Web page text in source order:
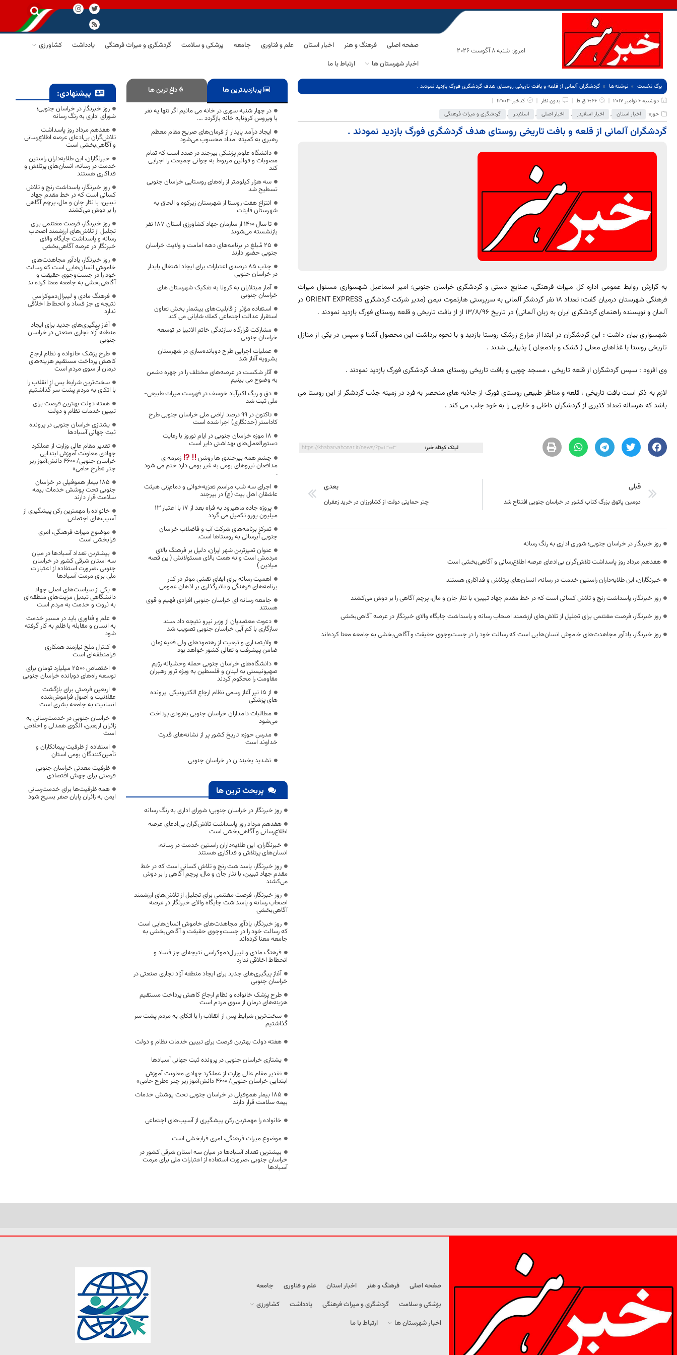
امروز: شنبه 8 آگوست 2026
صفحه اصلی فرهنگ و هنر اخبار استان علم و فناوری جامعه پزشکی و سلامت گردشگری و میراث فرهنگی یادداشت
کشاورزی
اخبار شهرستان ها
ارتباط با ما
برگ نخست نوشته‌ها
گردشگران آلمانی از قلعه و بافت تاریخی روستای هدف گردشگری فورگ بازدید نمودند .
دوشنبه 6 نوامبر 2017
6:46 ق.ظ بدون نظر
کدخبر:13003
حوزه:
اخبار استان , اخبار اسلایدر , اخبار اصلی , اسلایدر , گردشگری و میراث فرهنگی
گردشگران آلمانی از قلعه و بافت تاریخی روستای هدف گردشگری فورگ بازدید نمودند .
به گزارش روابط عمومی اداره کل میراث فرهنگی، صنایع دستی و گردشگری خراسان جنوبی؛ امیر اسماعیل شهسواری مسئول میراث
فرهنگی شهرستان درمیان گفت: تعداد 18 نفر گردشگر آلمانی به سرپرستی هارتموت نیمن (مدیر شرکت گردشگری ORIENT EXPRESS در
آلمان و نویسنده راهنمای گردشگری ایران به زبان آلمانی) در تاریخ 13/8/96 از از بافت تاریخی و قلعه روستای فورگ بازدید نمودند .
شهسواری بیان داشت : این گردشگران در ابتدا از مزارع زرشک روستا بازدید و با نحوه برداشت این محصول آشنا و سپس در یکی از منازل
تاریخی روستا با غذاهای محلی ( کشک و بادمجان ) پذیرایی شدند .
وی افزود : سپس گردشگران از قلعه تاریخی ، مسجد چوبی و بافت تاریخی روستای هدف گردشگری فورگ بازدید نمودند .
لازم به ذکر است بافت تاریخی ، قلعه و مناظر طبیعی روستای فورگ از جاذبه های منحصر به فرد در زمینه جذب گردشگر از این روستا می
باشد که هرساله تعداد کثیری از گردشگران داخلی و خارجی را به خود جلب می کند .
لینک کوتاه خبر: https://khabarvahonar.ir/news/?p=13003
قبلی
دومین پاتوق بزرگ کتاب کشور در خراسان جنوبی افتتاح شد
بعدی
چتر حمایتی دولت از کشاورزان در خرید زعفران
روز خبرنگار در خراسان جنوبی؛ شورای اداری به رنگ رسانه
هفدهم مرداد روز پاسداشت تلاش‌گران بی‌ادعای عرصه اطلاع‌رسانی و آگاهی‌بخشی است
خبرنگاران، این طلایه‌داران راستین خدمت در رسانه، انسان‌های پرتلاش و فداکاری هستند
روز خبرنگار، پاسداشت رنج و تلاش کسانی است که در خط مقدم جهاد تبیین، با نثار جان و مال، پرچم آگاهی را بر دوش می‌کشند
روز خبرنگار، فرصت مغتنمی برای تجلیل از تلاش‌های ارزشمند اصحاب رسانه و پاسداشت جایگاه والای خبرنگار در عرصه آگاهی‌بخشی
روز خبرنگار، یادآور مجاهدت‌های خاموش انسان‌هایی است که رسالت خود را در جست‌وجوی حقیقت و آگاهی‌بخشی به جامعه معنا کرده‌اند
پربازدیدترین ها داغ ترین ها
در چهار شنبه سوری در خانه می مانیم اگر تنها یه نفر
با ویروس کرونابه خانه بازگردد ….
ایجاد درآمد پایدار از فرمان‌های صریح مقام معظم
رهبری به کمیته امداد محسوب می‌شود
دانشگاه علوم پزشکی بیرجند در صدد است که تمام
مصوبات و قوانین مربوط به جوانی جمیعت را اجرایی
کند
سه هزار کیلومتر از راه‌های روستایی خراسان جنوبی
تسطیح شد
انتزاع هفت روستا از شهرستان زیرکوه و الحاق به
شهرستان قاینات
تا سال 1400 از سازمان جهاد کشاورزی استان 187 نفر
بازنشسته می‌شوند
۲۵ مُبلغ در برنامه‌های دهه امامت و ولایت خراسان
جنوبی حضور دارند
جذب 85 درصدی اعتبارات برای ایجاد اشتغال پایدار
در ‌خراسان جنوبی
آمار مبتلایان به کرونا به تفکیک شهرستان های
خراسان جنوبی
استفاده مؤثر از قابليت‌‏های بيشمار بخش تعاون
استقرار عدالت اجتماعی كمك شايانی می کند
مشارکت قرارگاه سازندگی خاتم الانبیا در توسعه
خراسان جنوبی
عملیات اجرایی طرح دوبانده‌سازی در شهرستان
بشرویه آغاز شد
آثار شکست در عرصه‌های مختلف را در چهره دشمن
به وضوح می بینیم
دق و ریگ اکبرآباد خوسف در فهرست میراث طبیعی-
ملی ثبت شد
تاکنون در ۹۹ درصد اراضی ملی خراسان جنوبی طرح
کاداستر (حدنگاری) اجرا شده است
۱۸ موزه خراسان جنوبی در ایام نوروز با رعایت
دستورالعمل‌های بهداشتی دایر است
چشم همه بیرجندی ها روشن
زمزمه ی
مدافعان نیروهای بومی به غیر بومی دارد ختم می شود
.
اجرای سه شب مراسم تعزیه‌خوانی و دمام‌زنی هیئت
عاشقان اهل بیت (ع) در بیرجند
پروژه جاده ماهیرود به فراه بعد از 17 با اعتبار 13
میلیون یورو تکمیل می گردد
تمرکز برنامه‌های شرکت آب و فاضلاب خراسان
جنوبی آبرسانی به روستاها است.
عنوان تمیزترین شهر ایران، دلیل بر فرهنگ بالای
مردمش است و نه همت بالای مسئولانش (این قصه
میادین )
اهمیت رسانه برای ایفای نقشی موثر در کنار
برنامه‌های فرهنگی و تاثیرگذاری بر اذهان عمومی
جامعه رسانه ای خراسان جنوبی افرادی فهیم و قوی
هستند
دعوت معتمدیان از وزیر نیرو نتیجه داد ،سند
سازگاری با کم آبی خراسان جنوبی تصویب شد
ولایتمداری و تبعیت از رهنمودهای ولی فقیه زمان
ضامن پیشرفت و تعالی کشور خواهد بود
دانشگاه‌های خراسان جنوبی حمله وحشیانه رژیم
صهیونیستی به لبنان و فلسطین به ویژه ترور رهبران
مقاومت را محکوم کردند
از 15 تیر آغاز رسمی نظام ارجاع الکترونیکی پرونده
های پزشکی
مطالبات دامداران خراسان جنوبی به‌زودی پرداخت
می‌شود
مدرس حوزه: تاریخ کشور پر از نشانه‌های قدرت
خداوند است
تشدید یخبندان در خراسان جنوبی
پربحث ترین ها
روز خبرنگار در خراسان جنوبی؛ شورای اداری به رنگ رسانه
هفدهم مرداد روز پاسداشت تلاش‌گران بی‌ادعای عرصه
اطلاع‌رسانی و آگاهی‌بخشی است
خبرنگاران، این طلایه‌داران راستین خدمت در رسانه،
انسان‌های پرتلاش و فداکاری هستند
روز خبرنگار، پاسداشت رنج و تلاش کسانی است که در خط
مقدم جهاد تبیین، با نثار جان و مال، پرچم آگاهی را بر دوش
می‌کشند
روز خبرنگار، فرصت مغتنمی برای تجلیل از تلاش‌های ارزشمند
اصحاب رسانه و پاسداشت جایگاه والای خبرنگار در عرصه
آگاهی‌بخشی
روز خبرنگار، یادآور مجاهدت‌های خاموش انسان‌هایی است
که رسالت خود را در جست‌وجوی حقیقت و آگاهی‌بخشی به
جامعه معنا کرده‌اند
فرهنگ مادی و لیبرال‌دموکراسی نتیجه‌ای جز فساد و
انحطاط اخلاقی ندارد
آغاز پیگیری‌های جدید برای ایجاد منطقه آزاد تجاری صنعتی در
خراسان جنوبی
طرح پزشک خانواده و نظام ارجاع کاهش پرداخت مستقیم
هزینه‌های درمان از سوی مردم است
سخت‌ترین شرایط پس از انقلاب را با اتکای به مردم پشت سر
گذاشتیم
هفته دولت بهترین فرصت برای تبیین خدمات نظام و دولت
یشتازی خراسان جنوبی در پرونده ثبت جهانی آسبادها
تقدیر مقام عالی وزارت از عملکرد جهادی معاونت آموزش
ابتدایی خراسان جنوبی/ ۴۶۰۰ دانش‌آموز زیر چتر «طرح حامی»
۱۸۵ بیمار هموفیلی در خراسان جنوبی تحت پوشش خدمات
بیمه سلامت قرار دارند
خانواده را مهمترین رکن پیشگیری از آسیب‌های اجتماعی
موضوع میراث فرهنگی، امری فرابخشی است
بیشترین تعداد آسبادها در میان سه استان شرقی کشور در
خراسان جنوبی ،ضرورت استفاده از اعتبارات ملی برای مرمت
آسبادها
پیشنهادی:
روز خبرنگار در خراسان جنوبی؛
شورای اداری به رنگ رسانه
هفدهم مرداد روز پاسداشت
تلاش‌گران بی‌ادعای عرصه اطلاع‌رسانی
و آگاهی‌بخشی است
خبرنگاران، این طلایه‌داران راستین
خدمت در رسانه، انسان‌های پرتلاش و
فداکاری هستند
روز خبرنگار، پاسداشت رنج و تلاش
کسانی است که در خط مقدم جهاد
تبیین، با نثار جان و مال، پرچم آگاهی
را بر دوش می‌کشند
روز خبرنگار، فرصت مغتنمی برای
تجلیل از تلاش‌های ارزشمند اصحاب
رسانه و پاسداشت جایگاه والای
خبرنگار در عرصه آگاهی‌بخشی
روز خبرنگار، یادآور مجاهدت‌های
خاموش انسان‌هایی است که رسالت
خود را در جست‌وجوی حقیقت و
آگاهی‌بخشی به جامعه معنا کرده‌اند
فرهنگ مادی و لیبرال‌دموکراسی
نتیجه‌ای جز فساد و انحطاط اخلاقی
ندارد
آغاز پیگیری‌های جدید برای ایجاد
منطقه آزاد تجاری صنعتی در خراسان
جنوبی
طرح پزشک خانواده و نظام ارجاع
کاهش پرداخت مستقیم هزینه‌های
درمان از سوی مردم است
سخت‌ترین شرایط پس از انقلاب را
با اتکای به مردم پشت سر گذاشتیم
هفته دولت بهترین فرصت برای
تبیین خدمات نظام و دولت
یشتازی خراسان جنوبی در پرونده
ثبت جهانی آسبادها
تقدیر مقام عالی وزارت از عملکرد
جهادی معاونت آموزش ابتدایی
خراسان جنوبی/ ۴۶۰۰ دانش‌آموز زیر
چتر «طرح حامی»
۱۸۵ بیمار هموفیلی در خراسان
جنوبی تحت پوشش خدمات بیمه
سلامت قرار دارند
خانواده را مهمترین رکن پیشگیری از
آسیب‌های اجتماعی
موضوع میراث فرهنگی، امری
فرابخشی است
بیشترین تعداد آسبادها در میان
سه استان شرقی کشور در خراسان
جنوبی ،ضرورت استفاده از اعتبارات
ملی برای مرمت آسبادها
یکی از سیاست‌های اصلی جهاد
دانشگاهی تبدیل مزیت‌های منطقه‌ای
به ثروت و خدمت به مردم است
علم و فناوری باید در مسیر خدمت
به انسان و مقابله با ظلم به کار گرفته
شود
کنترل ملخ نیازمند همکاری
فرامنطقه‌ای است
اختصاص 2500 میلیارد تومان برای
توسعه راه‌های دوبانده خراسان جنوبی
اربعین فرصتی برای بازگشت
عقلانیت و اصول فراموش‌شده
انسانیت به جامعه بشری است
خراسان جنوبی در خدمت‌رسانی به
زائران اربعین، الگوی همدلی و اخلاص
است
استفاده از ظرفیت پیمانکاران و
تأمین‌کنندگان بومی استان
ظرفیت معدنی خراسان جنوبی
فرصتی برای جهش اقتصادی
همه ظرفیت‌ها برای خدمت‌رسانی
ایمن به زائران پایان صفر بسیج شود
صفحه اصلی فرهنگ و هنر اخبار استان علم و فناوری
جامعه
پزشکی و سلامت
گردشگری و میراث فرهنگی یادداشت
کشاورزی
اخبار شهرستان ها
ارتباط با ما